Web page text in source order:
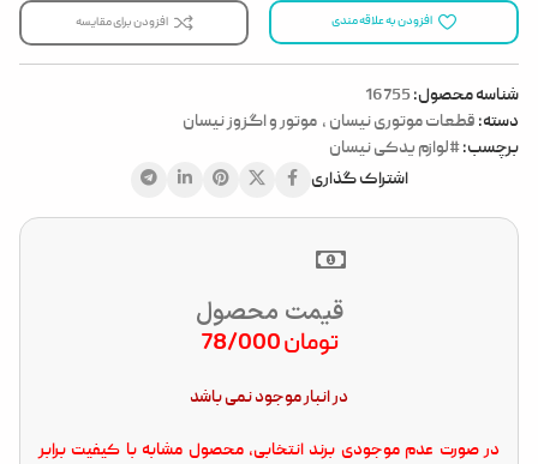
افزودن به علاقه مندی افزودن برای مقایسه
شناسه محصول:16755
دسته: قطعات موتوری نیسان , موتور و اگزوز نیسان
برچسب:#لوازم یدکی نیسان
اشتراک گذاری
قیمت محصول
تومان
در انبار موجود نمی باشد
در صورت عدم موجودی برند انتخابی، محصول مشابه با کیفیت برابر